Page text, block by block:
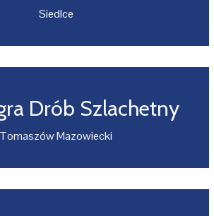
Siedlce
Drób Szlachetny
Tomaszów Mazowiecki